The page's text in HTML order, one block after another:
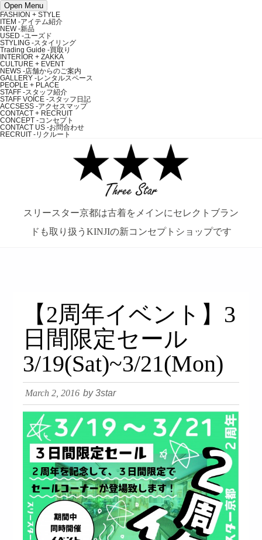
Open Menu
FASHION + STYLE
ITEM -アイテム紹介
NEW-新品
USED -ユーズド
STYLING -スタイリング
Trading Guide -買取り
INTERIOR + ZAKKA
CULTURE + EVENT
NEWS -店舗からのご案内
GALLERY -レンタルスペース
PEOPLE + PLACE
STAFF -スタッフ紹介
STAFF VOICE -スタッフ日記
ACCSESS -アクセスマップ
CONTACT + RECRUIT
CONCEPT -コンセプト
CONTACT US -お問合わせ
RECRUIT -リクルート
スリースター京都は古着をメインにセレクトブラン
ドも取り扱うKINJIの新コンセプトショップです
【2周年イベント】3
日間限定セール
3/19(Sat)~3/21(Mon)
March 2, 2016 by 3star